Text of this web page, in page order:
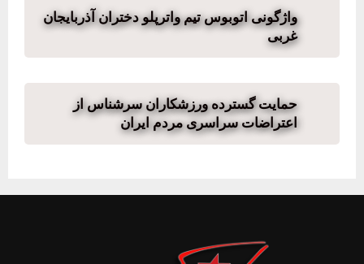
واژگونی اتوبوس تیم واترپلو دختران آذربایجان
غربی
حمایت گسترده ورزشکاران سرشناس از
اعتراضات سراسری مردم ایران